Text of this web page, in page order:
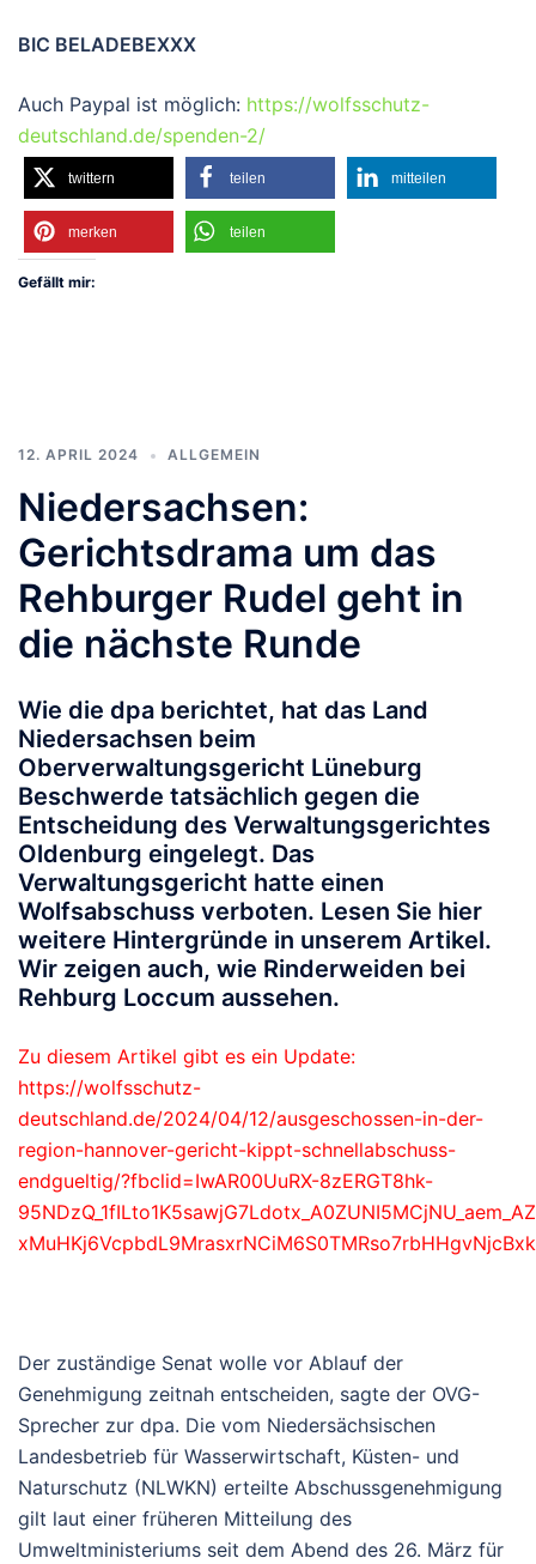
BIC BELADEBEXXX
Auch Paypal ist möglich: https://wolfsschutz-
deutschland.de/spenden-2/
twittern teilen mitteilen
merken teilen
Gefällt mir:
12. APRIL 2024 ALLGEMEIN
Niedersachsen:
Gerichtsdrama um das
Rehburger Rudel geht in
die nächste Runde
Wie die dpa berichtet, hat das Land
Niedersachsen beim
Oberverwaltungsgericht Lüneburg
Beschwerde tatsächlich gegen die
Entscheidung des Verwaltungsgerichtes
Oldenburg eingelegt. Das
Verwaltungsgericht hatte einen
Wolfsabschuss verboten. Lesen Sie hier
weitere Hintergründe in unserem Artikel.
Wir zeigen auch, wie Rinderweiden bei
Rehburg Loccum aussehen.
Zu diesem Artikel gibt es ein Update:
https://wolfsschutz-
deutschland.de/2024/04/12/ausgeschossen-in-der-
region-hannover-gericht-kippt-schnellabschuss-
endgueltig/?fbclid=IwAR00UuRX-8zERGT8hk-
Der zuständige Senat wolle vor Ablauf der
Genehmigung zeitnah entscheiden, sagte der OVG-
Sprecher zur dpa. Die vom Niedersächsischen
Landesbetrieb für Wasserwirtschaft, Küsten- und
Naturschutz (NLWKN) erteilte Abschussgenehmigung
gilt laut einer früheren Mitteilung des
Umweltministeriums seit dem Abend des 26. März für